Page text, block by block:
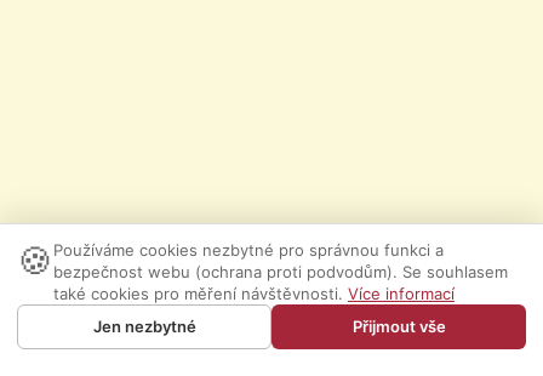
🍪 Používáme cookies nezbytné pro správnou funkci a
bezpečnost webu (ochrana proti podvodům). Se souhlasem
také cookies pro měření návštěvnosti. Více informací
Jen nezbytné
Přijmout vše